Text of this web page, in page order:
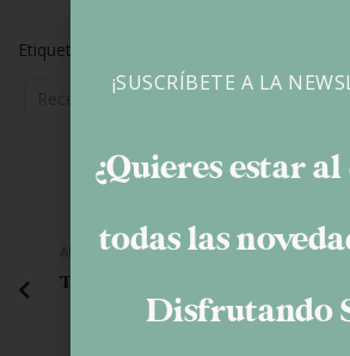
Etiquetas:
Recetas Saladas
ANTERIOR
Tarta de queso, membrillo y nueces
¡SUSCRÍBETE A LA
¿Quieres estar
todas las
Disfrutando